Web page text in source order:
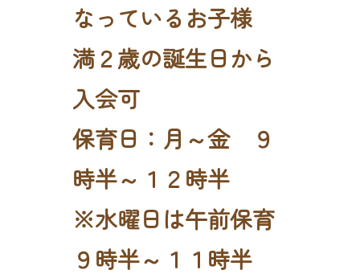
なっているお子様
満２歳の誕生日から
入会可
保育日：月～金 ９
時半～１２時半
※水曜日は午前保育
９時半～１１時半